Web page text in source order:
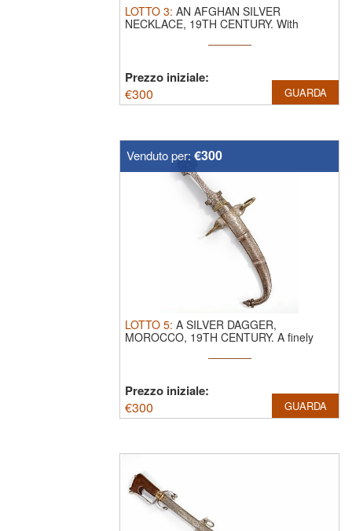
LOTTO 3: AN AFGHAN SILVER
NECKLACE, 19TH CENTURY. With
Prezzo iniziale:
€300 GUARDA
Venduto per: €300
LOTTO 5: A SILVER DAGGER,
MOROCCO, 19TH CENTURY. A finely
Prezzo iniziale:
€300 GUARDA